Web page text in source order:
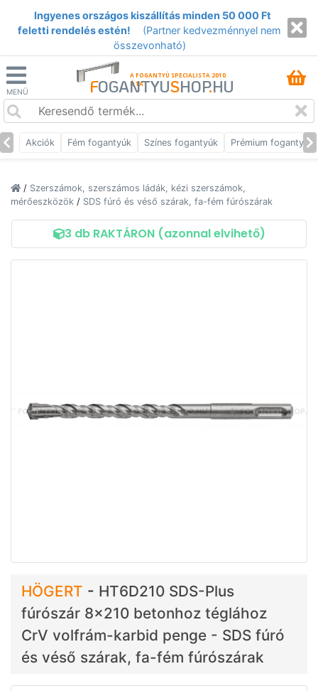
Ingyenes országos kiszállítás minden 50 000 Ft
feletti rendelés estén!
(Partner kedvezménnyel nem
összevonható)
MENÜ
A FOGANTYÚ SPECIALISTA 2010
ÓTA
FOGANTYUSHOP.HU
Akciók Fém fogantyúk Színes fogantyúk Prémium fogantyúk
/ Szerszámok, szerszámos ládák, kézi szerszámok,
mérőeszközök / SDS fúró és véső szárak, fa-fém fúrószárak
3 db RAKTÁRON (azonnal elvihető)
HÖGERT - HT6D210 SDS-Plus
fúrószár 8x210 betonhoz téglához
CrV volfrám-karbid penge - SDS fúró
és véső szárak, fa-fém fúrószárak